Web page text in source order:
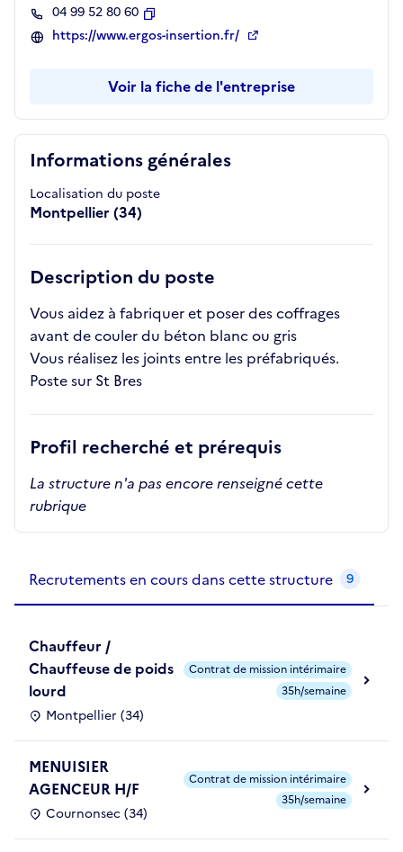
Informations générales
Localisation du poste
Montpellier (34)
Description du poste
Vous aidez à fabriquer et poser des coffrages
avant de couler du béton blanc ou gris
Vous réalisez les joints entre les préfabriqués.
Poste sur St Bres
Profil recherché et prérequis
La structure n'a pas encore renseigné cette
rubrique
04 99 52 80 60
Copier
https://www.ergos-insertion.fr/
Voir la fiche de l'entreprise
Recrutements en cours dans cette structure 9
Chauffeur /
Chauffeuse de poids
lourd
Montpellier (34)
Contrat de mission intérimaire
35h/semaine
MENUISIER
AGENCEUR H/F
Cournonsec (34)
Contrat de mission intérimaire
35h/semaine